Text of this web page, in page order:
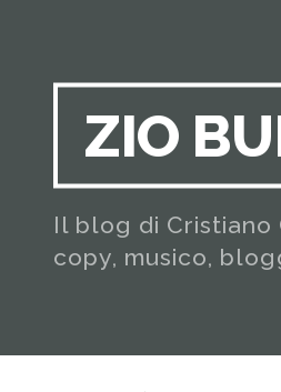
ZIO
Il blog di Cristiano
copy, musico,